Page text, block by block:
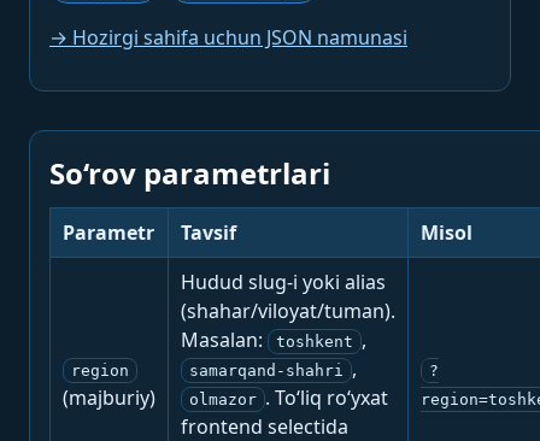
→ Hozirgi sahifa uchun JSON namunasi
So‘rov parametrlari
Parametr Tavsif Misol
region
(majburiy)
Hudud slug-i yoki alias
(shahar/viloyat/tuman).
Masalan:
toshkent ,
samarqand-shahri ,
olmazor . To‘liq ro‘yxat
frontend selectida
?